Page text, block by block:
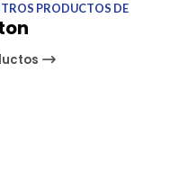
PRODUCTOS DE